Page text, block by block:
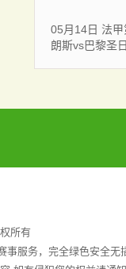
05月14日 法
朗斯vs巴黎圣
所有
服务，完全绿色安全